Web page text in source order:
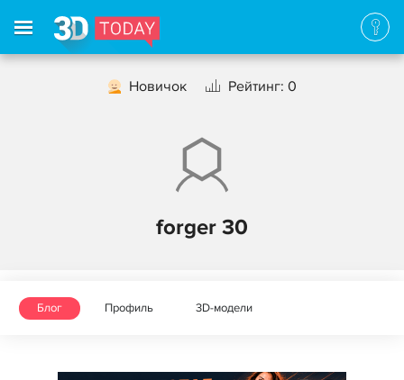
Новичок Рейтинг: 0
forger 30
Блог Профиль 3D-модели